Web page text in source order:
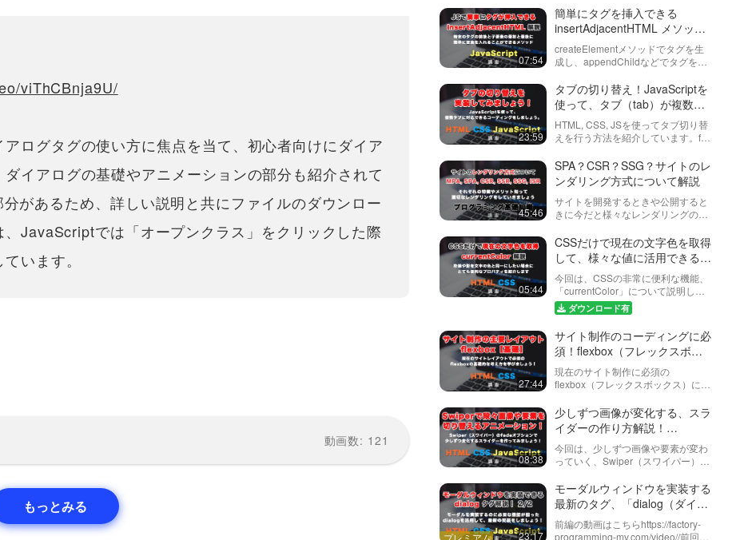
viThCBnja9U/
ログタグの使い方に焦点を当て、初心者向けにダイア
イアログの基礎やアニメーションの部分も紹介されて
があるため、詳しい説明と共にファイルのダウンロー
JavaScriptでは「オープンクラス」をクリックした際
います。
動画数: 121
もっとみる
ルウィンドウの裏側を
ぼかしてすりガラス風
にする実装をしてみま
しょう！具体的には、
backdrop-filter（バック
ドロップフィル…
最新版！初心者向
け！JavaScriptの
有名なスライダーラ
「Swiper（スワイ
パー）」を使って、
簡単にスライダーア
ニメーションを実装
ウェブサイトの制作に
メーション（slider
animation）は必要不可
した。ただ、自力で１
から実装するのは困難
介するようなJSのス
ラ…
Swiperでスライド
させる画像サイズカ
スタマイズ！上手い
に画像を表示させる
には？
※機材や設定の関係で
ております。イヤホン
をしていただいた上で
音量の調整をお願い致
します。前回の動画
（下記URL参照）に引
き続き、今回はSwiper
で画像を表示させた際
のサイズの調…
少しずつ画像が変化
する、スライダーの
作り方解説！
プラグイン「スワイ
パー（Swiper）」
と簡単なオプション
変更で、よくあるア
ニメーションを実装
今回は、少しずつ画像
や要素が変わってい
く、Swiper（スワイパ
ー）のfadeオプション
について解説していま
す。スライダープラグ
インで少しずつ変化す
るアニメーションが組
も多いよう…
14:33
スライダーの上に文
字を固定で表示させ
る方法！Swiperで
各スライダーの上
の上に固定でコンテ
ンツを置いておく方
法を紹介します！
※ こちらの動画は現在
Youtubeで閲覧するこ
の動画サービスに有料
登録（プレミアム会
員）することで閲覧可
能です。https://factory-
programming-mv.c…
11:29
ゆっくりと流れ続け
る、スライダーを実
装する方法！
Swiperを使って、
るスライダー
この動画では、よくあ
る画像がゆっくりと永
遠に流れ続けるスライ
ダーを実装する方法を
紹介しています。
Swiperは通常一定速度
でスライドする機能は
ありませんが、
transitionのCSSなどを
上書きす…
18:32
レスポンシブ対応の
基礎。スマホやタブ
レットに対応させま
しょう。
CSSのメディアクエリ
って、レスポンシブ対
応のサイト作りの基礎
を学びましょう。一体
どうやったら対応でき
るのか。なぜこんなコ
レスポンシブ対応・
応用編！メディアク
エリーをより深く知
07:54
簡単にタグを挿入できる
insertAdjacentHTML メソッド
の紹介！
createElementメソッドでタグを生
成し、appendChildなどでタグを挿
insertAdjacentHTML（インサートア
ジェーソン）はもっと簡単にタグを
挿入す…
23:59
タブの切り替え！JavaScriptを
使って、タブ（tab）が複数あ
っても対応可能なコードを書き
ましょう。HTML/CSSの書き
HTML, CSS, JSを使ってタブ切り替
えを行う方法を紹介しています。for
タブやコンテンツが増えても対応で
きるようにします。また、CSSの指
定による見た目の変更…
45:46
SPA？CSR？SSG？サイトのレ
ンダリング方式について解説
サイトを開発するときや公開すると
きに今だと様々なレンダリングの方
ど、よく分からないというかたの為
に以下について今回は話しています
MPA（Multi Page Appl…
05:44
CSSだけで現在の文字色を取得
して、様々な値に活用できる
「currentColor」紹介！
今回は、CSSの非常に便利な機能、
「currentColor」について説明しま
す。この機能を使えば、現在の文字
色を簡単に取得し、その色を他のス
タイルに活用することができます。
「currentColo…
ダウンロード有
27:44
サイト制作のコーディングに必
須！flexbox（フレックスボッ
クス）の基礎的な書き方や考え
方を学びましょう！
現在のサイト制作に必須の
flexbox（フレックスボックス）につ
を記述すると、どんな動きになるの
か？・align-itemsとは？justify-co…
08:38
少しずつ画像が変化する、スラ
イダーの作り方解説！
JavaScriptの有名プラグイン
「スワイパー（Swiper）」と
あるアニメーションを実装して
みましょう！
今回は、少しずつ画像や要素が変わ
っていく、Swiper（スワイパー）の
ます。スライダープラグインで少し
ずつ変化するアニメーションが組め
ることを知らない方も多いよう…
23:17
モーダルウィンドウを実装する
最新のタグ、「dialog（ダイア
ログ）タグ」を活用した実装！
全２回 後編
前編の動画はこちらhttps://factory-
programming-mv.com/video//前回の